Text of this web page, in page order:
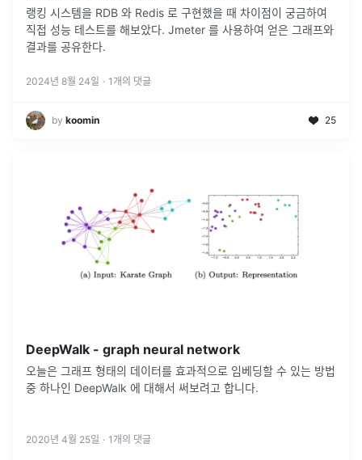
랭킹 시스템을 RDB 와 Redis 로 구현했을 때 차이점이 궁금하여
직접 성능 테스트를 해보았다. Jmeter 를 사용하여 얻은 그래프와
결과를 공유한다.
2024년 8월 24일 · 1 개의 댓글
by koomin 25
DeepWalk - graph neural network
오늘은 그래프 형태의 데이터를 효과적으로 임베딩할 수 있는 방법
중 하나인 DeepWalk 에 대해서 써보려고 합니다.
2020년 4월 25일 · 1 개의 댓글